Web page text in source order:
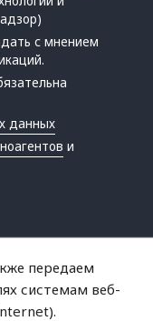
с мнением
данных
и
передаем
системам веб-